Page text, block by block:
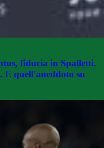
fiducia in Spalletti.
E quell'aneddoto su